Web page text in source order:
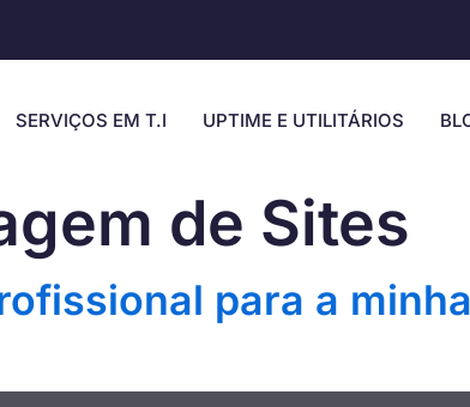
SERVIÇOS EM T.I UPTIME E UTILITÁRIOS
de Sites
para a